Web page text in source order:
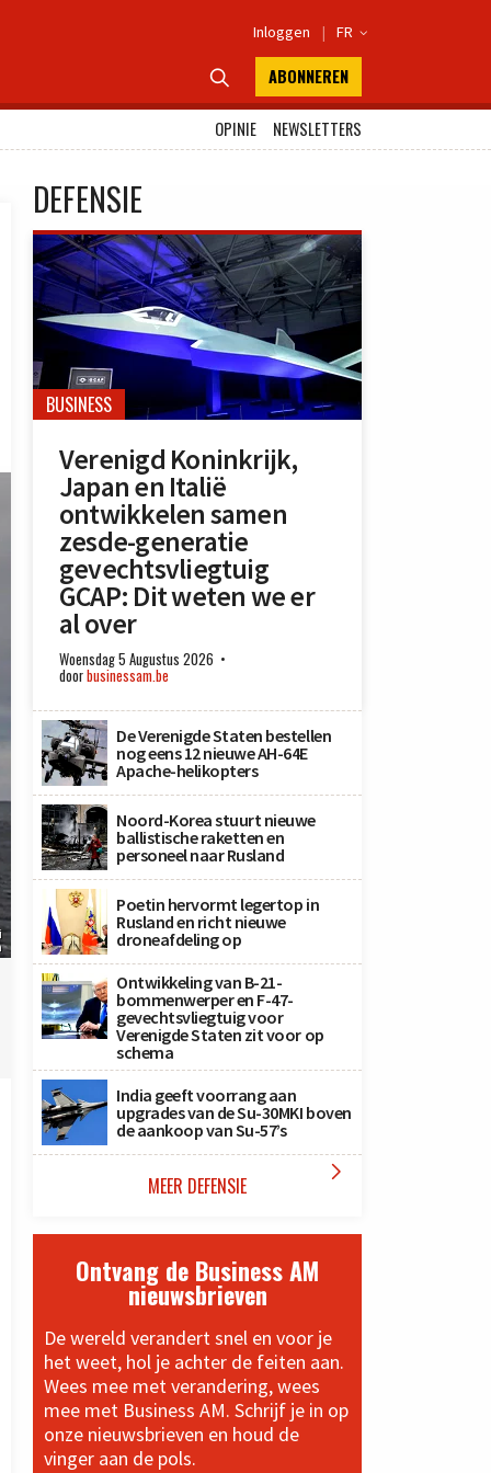
Inloggen | FR 
 ABONNEREN
OPINIE
NEWSLETTERS
DEFENSIE
BUSINESS
Verenigd Koninkrijk,
Japan en Italië
ontwikkelen samen
zesde-generatie
gevechtsvliegtuig
GCAP: Dit weten we er
al over
Woensdag 5 Augustus 2026
doorbusinessam.be
De Verenigde Staten bestellen
nog eens 12 nieuwe AH-64E
Apache-helikopters
Noord-Korea stuurt nieuwe
ballistische raketten en
personeel naar Rusland
Poetin hervormt legertop in
Rusland en richt nieuwe
droneafdeling op
Ontwikkeling van B-21-
bommenwerper en F-47-
gevechtsvliegtuig voor
Verenigde Staten zit voor op
schema
India geeft voorrang aan
upgrades van de Su-30MKI boven
de aankoop van Su-57’s
MEER DEFENSIE 
Ontvang de Business AM
nieuwsbrieven
De wereld verandert snel en voor je
het weet, hol je achter de feiten aan.
Wees mee met verandering, wees
mee met Business AM. Schrijf je in op
onze nieuwsbrieven en houd de
vinger aan de pols.